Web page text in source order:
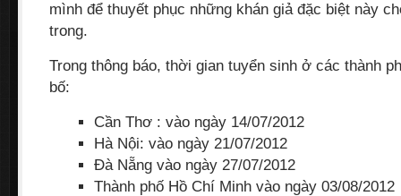
mình để thuyết phục những khán giả đặc biệt này
trong.
Trong thông báo, thời gian tuyển sinh ở các thành
bố:
Cần Thơ : vào ngày 14/07/2012
Hà Nội: vào ngày 21/07/2012
Đà Nẵng vào ngày 27/07/2012
Thành phố Hồ Chí Minh vào ngày 03/08/2012